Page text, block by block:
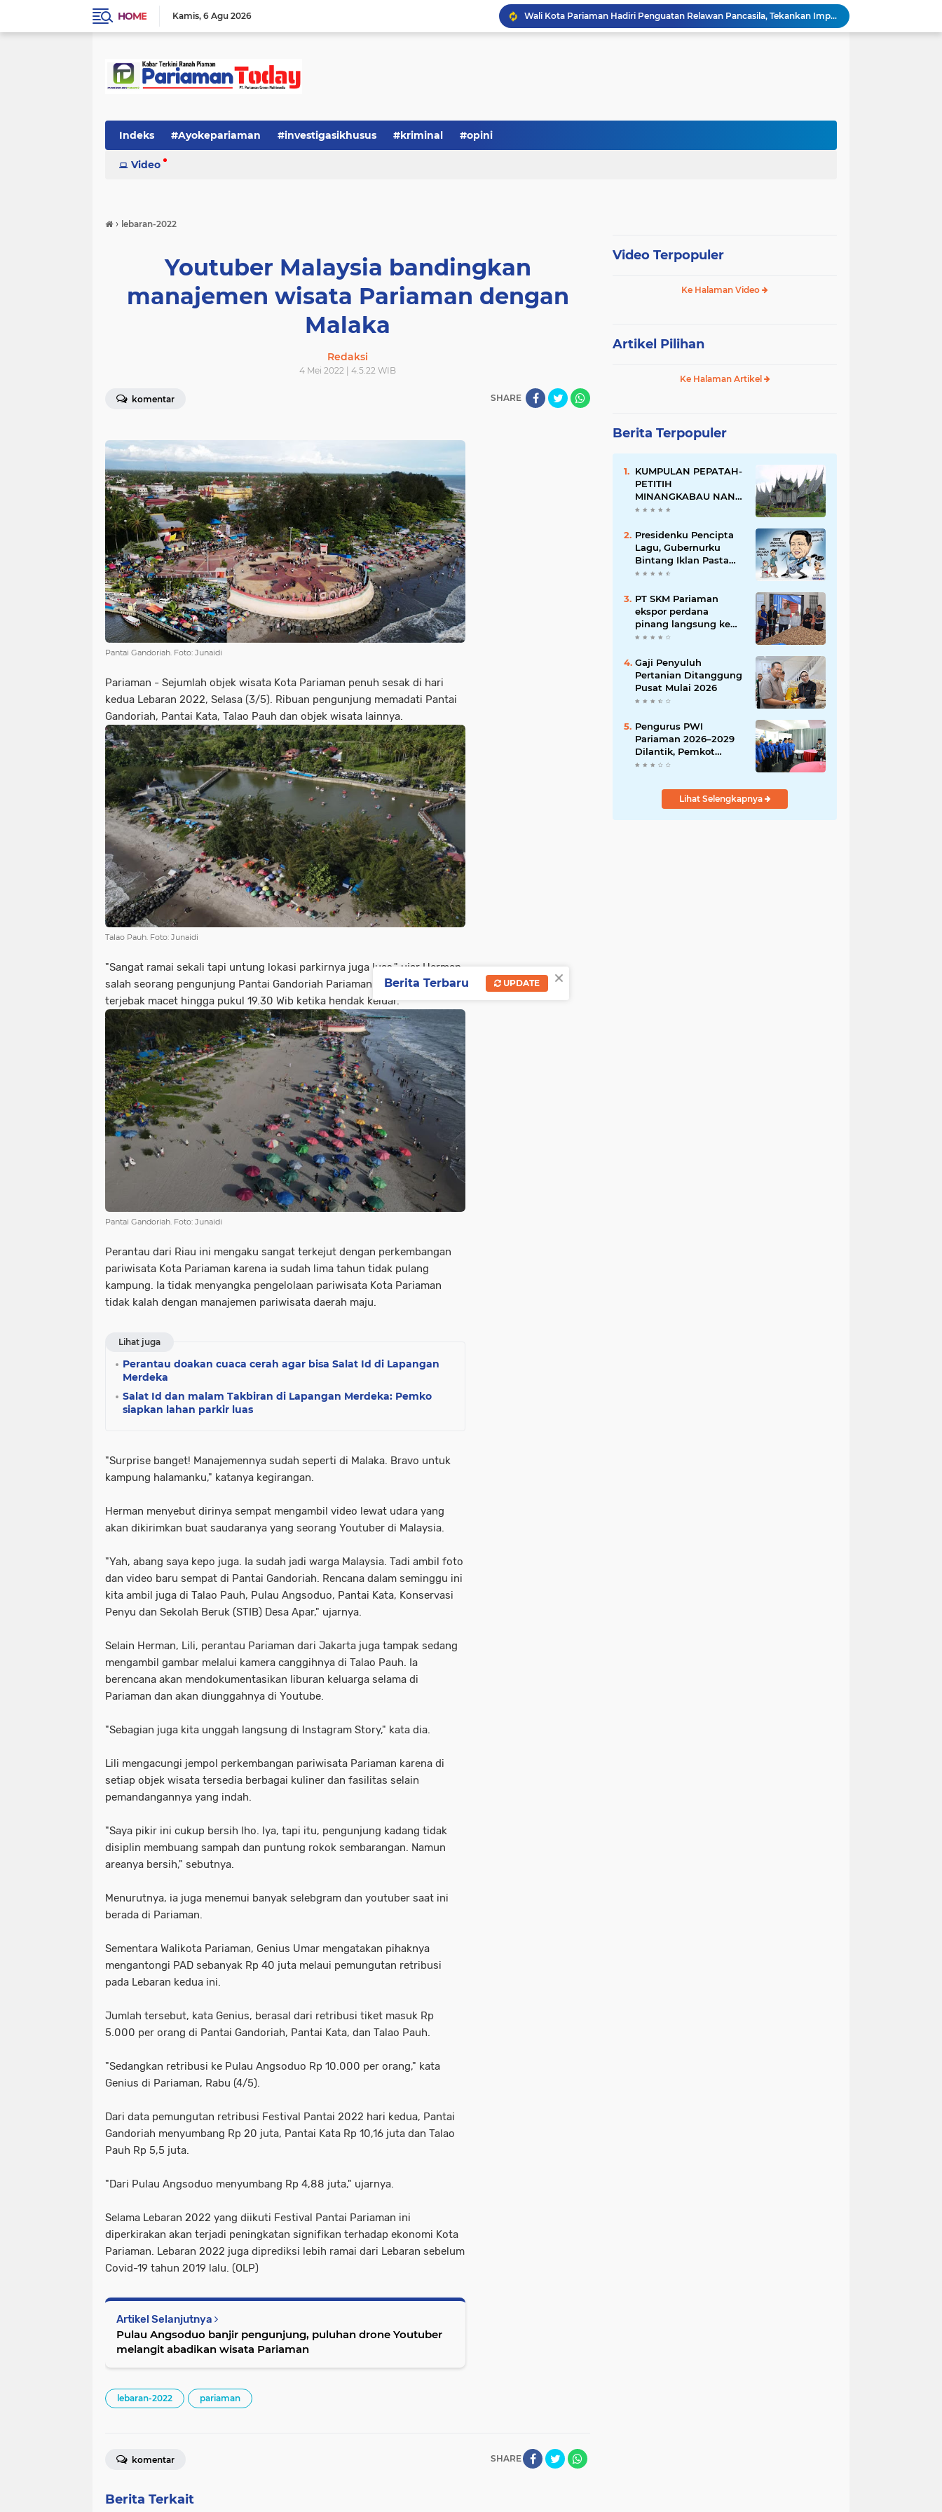
HOME Kamis 6 Agu 2026
Wali Kota Pariaman Hadiri Penguatan Relawan Pancasila, Tekankan Implementasi Nilai Pancasila dalam Pelayanan Publik
Wali Kota Pariaman Bagikan Bibit Ikan Koi kepada Siswa SD untuk Edukasi Perikanan
Pengurus PWI Pariaman 2026–2029 Dilantik, Pemkot Tekankan Sinergi dan Profesionalisme Pers
Indeks #Ayokepariaman #investigasikhusus #kriminal #opini
Video
› lebaran-2022
Youtuber Malaysia bandingkan
manajemen wisata Pariaman dengan
Malaka
Redaksi
4 Mei 2022 | 4.5.22 WIB
komentar SHARE
Pantai Gandoriah. Foto: Junaidi
Pariaman - Sejumlah objek wisata Kota Pariaman penuh sesak di hari
kedua Lebaran 2022, Selasa (3/5). Ribuan pengunjung memadati Pantai
Gandoriah, Pantai Kata, Talao Pauh dan objek wisata lainnya.
Talao Pauh. Foto: Junaidi
"Sangat ramai sekali tapi untung lokasi parkirnya juga luas," ujar Herman,
salah seorang pengunjung Pantai Gandoriah Pariaman yang mengaku
terjebak macet hingga pukul 19.30 Wib ketika hendak keluar.
Pantai Gandoriah. Foto: Junaidi
Perantau dari Riau ini mengaku sangat terkejut dengan perkembangan
pariwisata Kota Pariaman karena ia sudah lima tahun tidak pulang
kampung. Ia tidak menyangka pengelolaan pariwisata Kota Pariaman
tidak kalah dengan manajemen pariwisata daerah maju.
Lihat juga
Perantau doakan cuaca cerah agar bisa Salat Id di Lapangan
Merdeka
Salat Id dan malam Takbiran di Lapangan Merdeka: Pemko
siapkan lahan parkir luas
"Surprise banget! Manajemennya sudah seperti di Malaka. Bravo untuk
kampung halamanku," katanya kegirangan.
Herman menyebut dirinya sempat mengambil video lewat udara yang
akan dikirimkan buat saudaranya yang seorang Youtuber di Malaysia.
"Yah, abang saya kepo juga. Ia sudah jadi warga Malaysia. Tadi ambil foto
dan video baru sempat di Pantai Gandoriah. Rencana dalam seminggu ini
kita ambil juga di Talao Pauh, Pulau Angsoduo, Pantai Kata, Konservasi
Penyu dan Sekolah Beruk (STIB) Desa Apar," ujarnya.
Selain Herman, Lili, perantau Pariaman dari Jakarta juga tampak sedang
mengambil gambar melalui kamera canggihnya di Talao Pauh. Ia
berencana akan mendokumentasikan liburan keluarga selama di
Pariaman dan akan diunggahnya di Youtube.
"Sebagian juga kita unggah langsung di Instagram Story," kata dia.
Lili mengacungi jempol perkembangan pariwisata Pariaman karena di
setiap objek wisata tersedia berbagai kuliner dan fasilitas selain
pemandangannya yang indah.
"Saya pikir ini cukup bersih lho. Iya, tapi itu, pengunjung kadang tidak
disiplin membuang sampah dan puntung rokok sembarangan. Namun
areanya bersih," sebutnya.
Menurutnya, ia juga menemui banyak selebgram dan youtuber saat ini
berada di Pariaman.
Sementara Walikota Pariaman, Genius Umar mengatakan pihaknya
mengantongi PAD sebanyak Rp 40 juta melaui pemungutan retribusi
pada Lebaran kedua ini.
Jumlah tersebut, kata Genius, berasal dari retribusi tiket masuk Rp
5.000 per orang di Pantai Gandoriah, Pantai Kata, dan Talao Pauh.
"Sedangkan retribusi ke Pulau Angsoduo Rp 10.000 per orang," kata
Genius di Pariaman, Rabu (4/5).
Dari data pemungutan retribusi Festival Pantai 2022 hari kedua, Pantai
Gandoriah menyumbang Rp 20 juta, Pantai Kata Rp 10,16 juta dan Talao
Pauh Rp 5,5 juta.
"Dari Pulau Angsoduo menyumbang Rp 4,88 juta," ujarnya.
Selama Lebaran 2022 yang diikuti Festival Pantai Pariaman ini
diperkirakan akan terjadi peningkatan signifikan terhadap ekonomi Kota
Pariaman. Lebaran 2022 juga diprediksi lebih ramai dari Lebaran sebelum
Covid-19 tahun 2019 lalu. (OLP)
Artikel Selanjutnya
Pulau Angsoduo banjir pengunjung, puluhan drone Youtuber
melangit abadikan wisata Pariaman
lebaran-2022 pariaman
SHARE
komentar
Berita Terkait
Video Terpopuler
Ke Halaman Video
Artikel Pilihan
Ke Halaman Artikel
Berita Terpopuler
KUMPULAN PEPATAH-
PETITIH
MINANGKABAU NAN
ELOK
Presidenku Pencipta
Lagu, Gubernurku
Bintang Iklan Pasta
Gigi
PT SKM Pariaman
ekspor perdana
pinang langsung ke
India
Gaji Penyuluh
Pertanian Ditanggung
Pusat Mulai 2026
Pengurus PWI
Pariaman 2026–2029
Dilantik, Pemkot
Tekankan Sinergi dan
Lihat Selengkapnya
×
Berita Terbaru UPDATE